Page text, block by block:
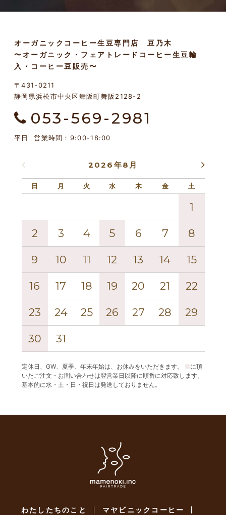
2026年8月
日 月 火 水 木 金 土
1
2 3 4 5 6 7 8
9 10 11 12 13 14 15
16 17 18 19 20 21 22
23 24 25 26 27 28 29
30 31
定休日、GW、夏季、年末年始は、お休みをいただきます。
に頂
いたご注文・お問い合わせは翌営業日以降に順番に対応致します。
基本的に水・土・日・祝日は発送しておりません。
オーガニックコーヒー生豆専門店 豆乃木
〜オーガニック・フェアトレードコーヒー生豆輸
入・コーヒー豆販売〜
〒431-0211
静岡県浜松市中央区舞阪町舞阪2128-2
053-569-2981
平日 営業時間：9:00-18:00
わたしたちのこと マヤビニックコーヒー